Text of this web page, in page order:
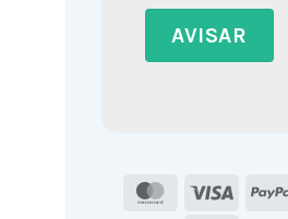
MasterCard
Visa